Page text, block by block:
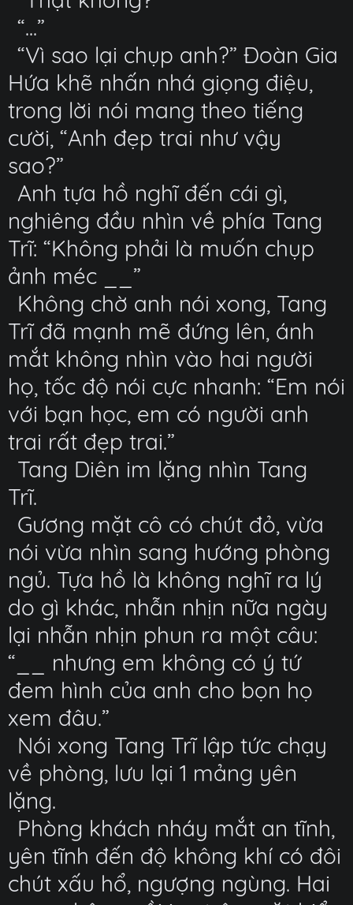
“...”
“Vì sao lại chụp anh?” Đoàn Gia
Hứa khẽ nhấn nhá giọng điệu,
trong lời nói mang theo tiếng
cười, “Anh đẹp trai như vậy
sao?”
Anh tựa hồ nghĩ đến cái gì,
nghiêng đầu nhìn về phía Tang
Trĩ: “Không phải là muốn chụp
ảnh méc __”
Không chờ anh nói xong, Tang
Trĩ đã mạnh mẽ đứng lên, ánh
mắt không nhìn vào hai người
họ, tốc độ nói cực nhanh: “Em nói
với bạn học, em có người anh
trai rất đẹp trai.”
Tang Diên im lặng nhìn Tang
Trĩ.
Gương mặt cô có chút đỏ, vừa
nói vừa nhìn sang hướng phòng
ngủ. Tựa hồ là không nghĩ ra lý
do gì khác, nhẫn nhịn nữa ngày
lại nhẫn nhịn phun ra một câu:
“__ nhưng em không có ý tứ
đem hình của anh cho bọn họ
xem đâu.”
Nói xong Tang Trĩ lập tức chạy
về phòng, lưu lại 1 mảng yên
lặng.
Phòng khách nháy mắt an tĩnh,
yên tĩnh đến độ không khí có đôi
chút xấu hổ, ngượng ngùng. Hai